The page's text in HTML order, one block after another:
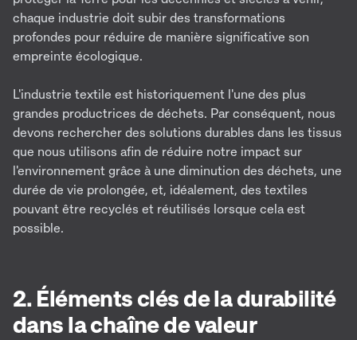
chaque industrie doit subir des transformations
profondes pour réduire de manière significative son
empreinte écologique.
L'industrie textile est historiquement l'une des plus
grandes productrices de déchets. Par conséquent, nous
devons rechercher des solutions durables dans les tissus
que nous utilisons afin de réduire notre impact sur
l'environnement grâce à une diminution des déchets, une
durée de vie prolongée, et, idéalement, des textiles
pouvant être recyclés et réutilisés lorsque cela est
possible.
2. Éléments clés de la durabilité
dans la chaîne de valeur